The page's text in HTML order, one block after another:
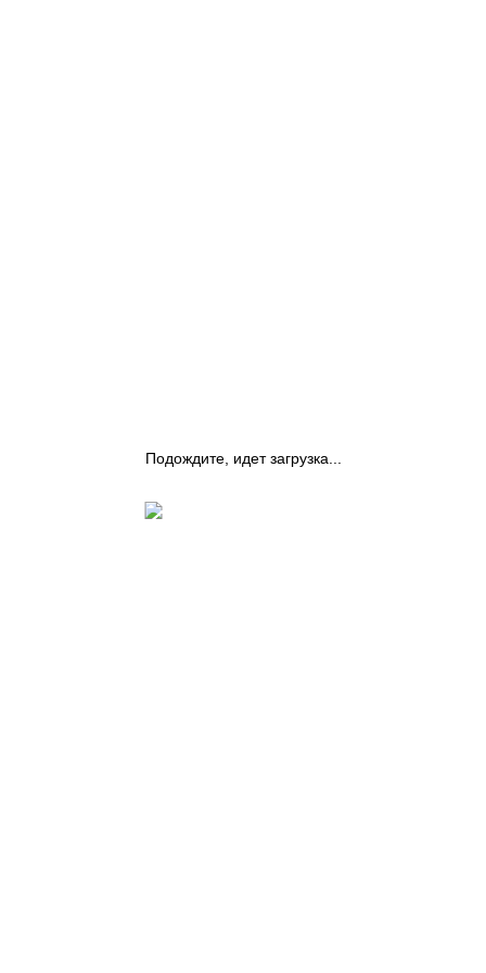
Подождите, идет загрузка...